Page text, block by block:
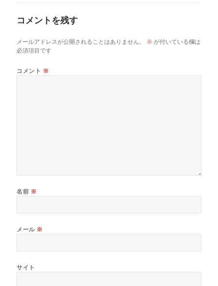
コメントを残す
メールアドレスが公開されることはありません。 ※ が付いている欄は
必須項目です
コメント ※
名前 ※
メール ※
サイト